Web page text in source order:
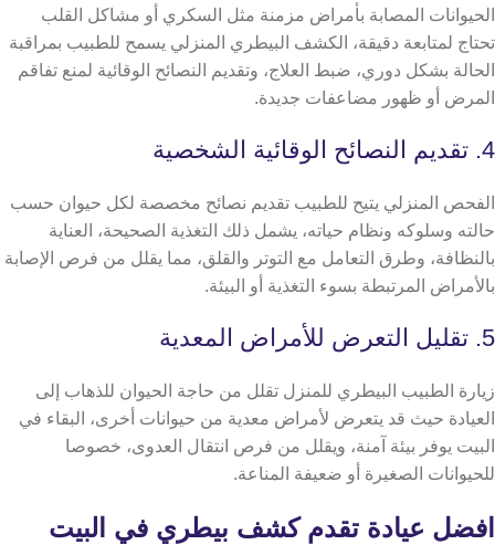
الحيوانات المصابة بأمراض مزمنة مثل السكري أو مشاكل القلب
تحتاج لمتابعة دقيقة، الكشف البيطري المنزلي يسمح للطبيب بمراقبة
الحالة بشكل دوري، ضبط العلاج، وتقديم النصائح الوقائية لمنع تفاقم
المرض أو ظهور مضاعفات جديدة.
4. تقديم النصائح الوقائية الشخصية
الفحص المنزلي يتيح للطبيب تقديم نصائح مخصصة لكل حيوان حسب
حالته وسلوكه ونظام حياته، يشمل ذلك التغذية الصحيحة، العناية
بالنظافة، وطرق التعامل مع التوتر والقلق، مما يقلل من فرص الإصابة
بالأمراض المرتبطة بسوء التغذية أو البيئة.
5. تقليل التعرض للأمراض المعدية
زيارة الطبيب البيطري للمنزل تقلل من حاجة الحيوان للذهاب إلى
العيادة حيث قد يتعرض لأمراض معدية من حيوانات أخرى، البقاء في
البيت يوفر بيئة آمنة، ويقلل من فرص انتقال العدوى، خصوصا
للحيوانات الصغيرة أو ضعيفة المناعة.
افضل عيادة تقدم كشف بيطري في البيت